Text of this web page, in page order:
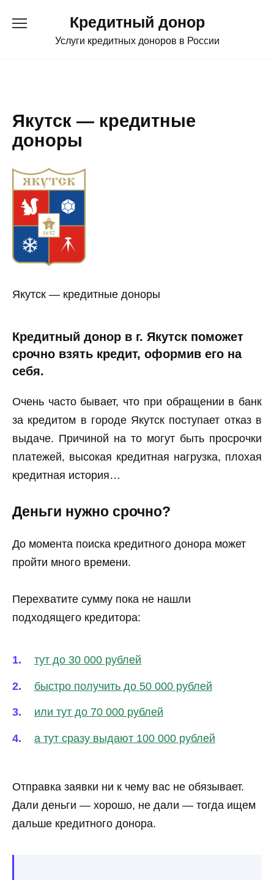
содержанию
Кредитный донор
Услуги кредитных доноров в России
Якутск — кредитные
доноры
Якутск — кредитные доноры
Кредитный донор в г. Якутск поможет
срочно взять кредит, оформив его на
себя.
Очень часто бывает, что при обращении в банк
за кредитом в городе Якутск поступает отказ в
выдаче. Причиной на то могут быть просрочки
платежей, высокая кредитная нагрузка, плохая
кредитная история…
Деньги нужно срочно?
До момента поиска кредитного донора может
пройти много времени.
Перехватите сумму пока не нашли
подходящего кредитора:
тут до 30 000 рублей
быстро получить до 50 000 рублей
или тут до 70 000 рублей
а тут сразу выдают 100 000 рублей
Отправка заявки ни к чему вас не обязывает.
Дали деньги — хорошо, не дали — тогда ищем
дальше кредитного донора.